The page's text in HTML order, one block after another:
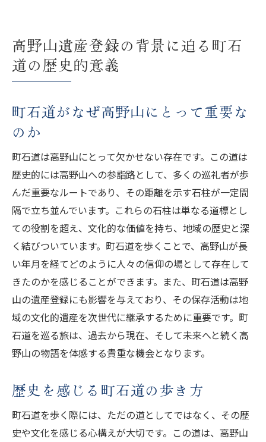
高野山の遺産登録における町石道の役割
高野山と町石道が語る未来への可能性
高野山の未来を支える町石道の魅力
未来志向の観光地としての高野山
町石道で感じる高野山の新たな風
国際的な遺産としての高野山とその道
町石道を通じて見る高野山の持続可能な観光開
発
持続可能な観光地としての高野山の取り組
み
町石道が観光開発に与える影響
高野山の自然環境と観光の調和
町石道の価値を最大限活用する方法
観光開発の最前線に立つ高野山
高野山遺産登録が地域社会に与える影響とは
遺産登録が地域経済にもたらす変化
地元住民の生活に及ぼす影響
高野山遺産登録の背景に迫る町石
道の歴史的意義
町石道がなぜ高野山にとって重要な
のか
町石道は高野山にとって欠かせない存在です。この道は
歴史的には高野山への参詣路として、多くの巡礼者が歩
んだ重要なルートであり、その距離を示す石柱が一定間
隔で立ち並んでいます。これらの石柱は単なる道標とし
ての役割を超え、文化的な価値を持ち、地域の歴史と深
く結びついています。町石道を歩くことで、高野山が長
い年月を経てどのように人々の信仰の場として存在して
きたのかを感じることができます。また、町石道は高野
山の遺産登録にも影響を与えており、その保存活動は地
域の文化的遺産を次世代に継承するために重要です。町
石道を巡る旅は、過去から現在、そして未来へと続く高
野山の物語を体感する貴重な機会となります。
歴史を感じる町石道の歩き方
町石道を歩く際には、ただの道としてではなく、その歴
史や文化を感じる心構えが大切です。この道は、高野山